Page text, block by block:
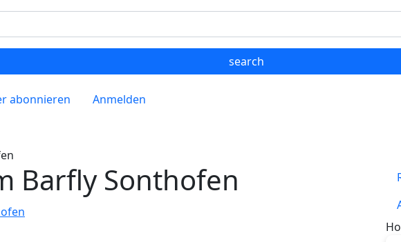
abonnieren Anmelden
Barfly Sonthofen